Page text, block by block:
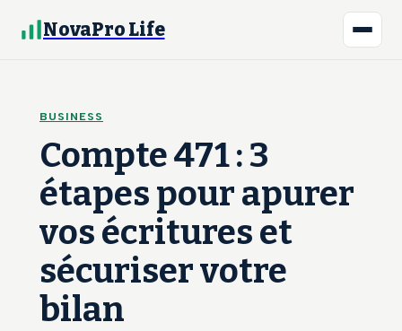
NovaPro Life
BUSINESS
Compte 471 : 3
étapes pour apurer
vos écritures et
sécuriser votre
bilan